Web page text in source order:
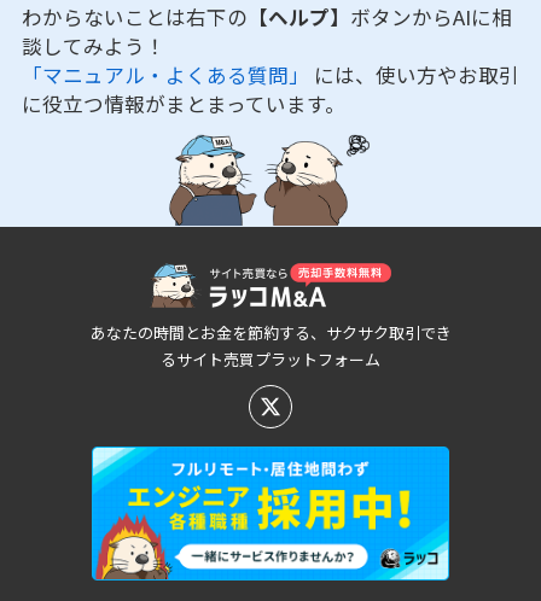
わからないことは右下の 【ヘルプ】 ボタンからAIに相
談してみよう！
「マニュアル・よくある質問」 には、使い方やお取引
に役立つ情報がまとまっています。
あなたの時間とお金を節約する、サクサク取引でき
るサイト売買プラットフォーム